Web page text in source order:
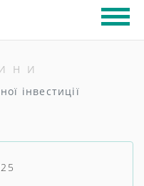
інвестиції